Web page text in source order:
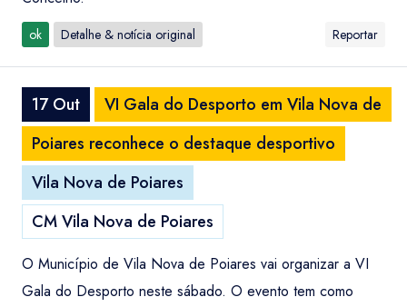
ok Detalhe & notícia original Reportar
17 Out
VI Gala do Desporto em Vila Nova de
Poiares reconhece o destaque desportivo
Vila Nova de Poiares
CM Vila Nova de Poiares
O Município de Vila Nova de Poiares vai organizar a VI
Gala do Desporto neste sábado. O evento tem como